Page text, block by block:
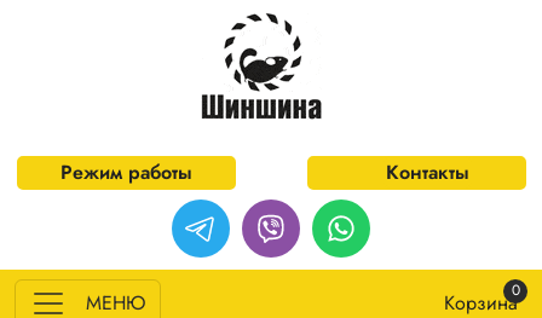
Перейти к основному содержанию
Режим работы Контакты
МЕНЮ Корзина0